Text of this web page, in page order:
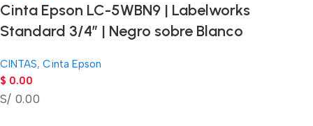
Cinta Epson LC-5WBN9 | Labelworks
Standard 3/4″ | Negro sobre Blanco
CINTAS, Cinta Epson
$ 0.00
S/ 0.00